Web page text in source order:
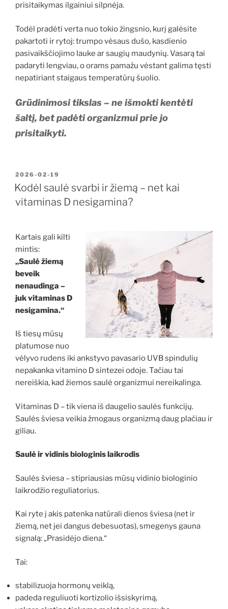
prisitaikymas ilgainiui silpnėja.
Todėl pradėti verta nuo tokio žingsnio, kurį galėsite
pakartoti ir rytoj: trumpo vėsaus dušo, kasdienio
pasivaikščiojimo lauke ar saugių maudynių. Vasarą tai
padaryti lengviau, o orams pamažu vėstant galima tęsti
nepatiriant staigaus temperatūrų šuolio.
Grūdinimosi tikslas – ne išmokti kentėti
šaltį, bet padėti organizmui prie jo
prisitaikyti.
PASKELBTA
2026-02-19
Kodėl saulė svarbi ir žiemą – net kai
vitaminas D nesigamina?
Kartais gali kilti
mintis:
„Saulė žiemą
beveik
nenaudinga –
juk vitaminas D
nesigamina.“
Iš tiesų mūsų
platumose nuo
vėlyvo rudens iki ankstyvo pavasario UVB spindulių
nepakanka vitamino D sintezei odoje. Tačiau tai
nereiškia, kad žiemos saulė organizmui nereikalinga.
Vitaminas D – tik viena iš daugelio saulės funkcijų.
Saulės šviesa veikia žmogaus organizmą daug plačiau ir
giliau.
Saulė ir vidinis biologinis laikrodis
Saulės šviesa – stipriausias mūsų vidinio biologinio
laikrodžio reguliatorius.
Kai ryte į akis patenka natūrali dienos šviesa (net ir
žiemą, net jei dangus debesuotas), smegenys gauna
signalą: „Prasidėjo diena.“
Tai:
stabilizuoja hormonų veiklą,
padeda reguliuoti kortizolio išsiskyrimą,